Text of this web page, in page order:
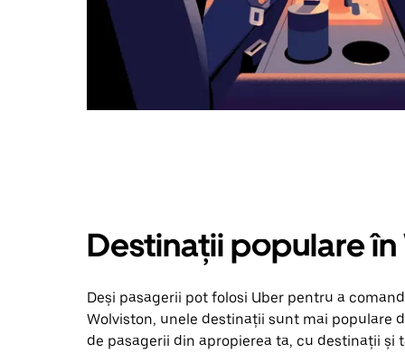
Destinații populare
Deși pasagerii pot folosi Uber pentru a
Wolviston, unele destinații sunt mai populare
de pasagerii din apropierea ta, cu destinații și